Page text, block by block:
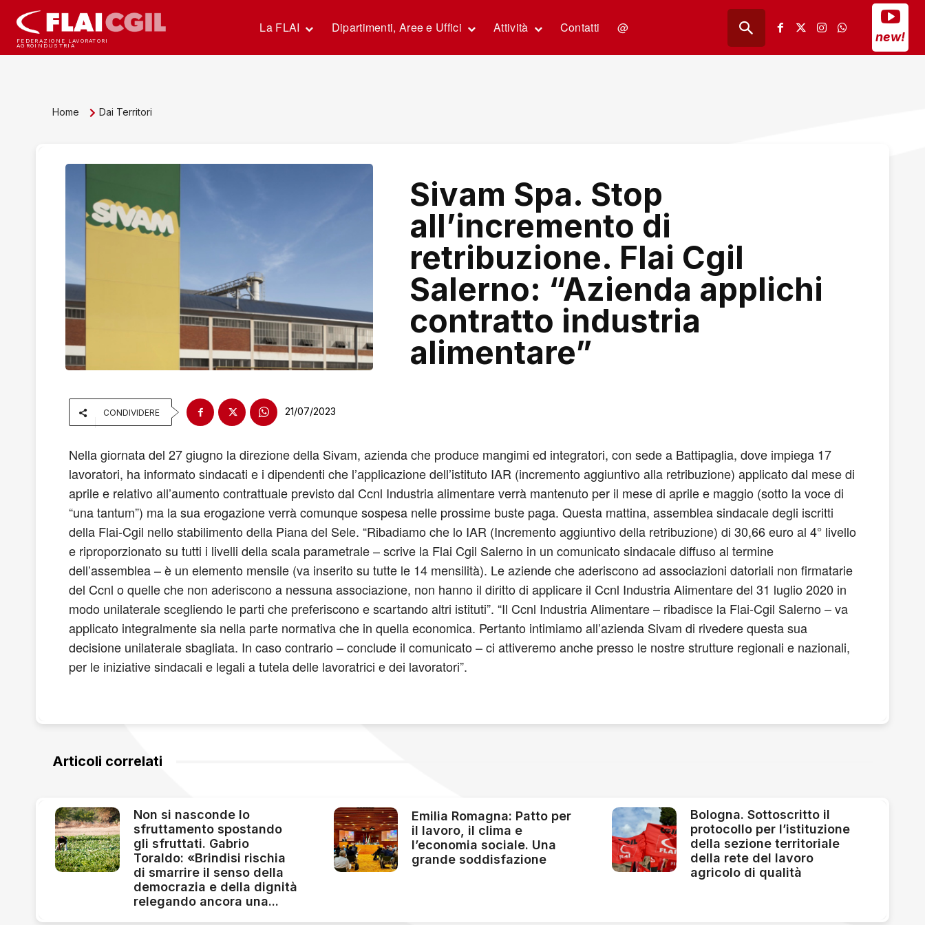
FEDERAZIONE LAVORATORI
AGROINDUSTRIA
La FLAI Dipartimenti, Aree e Uffici Attività Contatti @
new!
Home Dai Territori
Sivam Spa. Stop
all’incremento di
retribuzione. Flai Cgil
Salerno: “Azienda applichi
contratto industria
alimentare”
CONDIVIDERE 21/07/2023
Nella giornata del 27 giugno la direzione della Sivam, azienda che produce mangimi ed integratori, con sede a Battipaglia, dove impiega 17
lavoratori, ha informato sindacati e i dipendenti che l’applicazione dell’istituto IAR (incremento aggiuntivo alla retribuzione) applicato dal mese di
aprile e relativo all’aumento contrattuale previsto dal Ccnl Industria alimentare verrà mantenuto per il mese di aprile e maggio (sotto la voce di
“una tantum”) ma la sua erogazione verrà comunque sospesa nelle prossime buste paga. Questa mattina, assemblea sindacale degli iscritti
della Flai-Cgil nello stabilimento della Piana del Sele. “Ribadiamo che lo IAR (Incremento aggiuntivo della retribuzione) di 30,66 euro al 4° livello
e riproporzionato su tutti i livelli della scala parametrale – scrive la Flai Cgil Salerno in un comunicato sindacale diffuso al termine
dell’assemblea – è un elemento mensile (va inserito su tutte le 14 mensilità). Le aziende che aderiscono ad associazioni datoriali non firmatarie
del Ccnl o quelle che non aderiscono a nessuna associazione, non hanno il diritto di applicare il Ccnl Industria Alimentare del 31 luglio 2020 in
modo unilaterale scegliendo le parti che preferiscono e scartando altri istituti”. “Il Ccnl Industria Alimentare – ribadisce la Flai-Cgil Salerno – va
applicato integralmente sia nella parte normativa che in quella economica. Pertanto intimiamo all’azienda Sivam di rivedere questa sua
decisione unilaterale sbagliata. In caso contrario – conclude il comunicato – ci attiveremo anche presso le nostre strutture regionali e nazionali,
per le iniziative sindacali e legali a tutela delle lavoratrici e dei lavoratori”.
Articoli correlati
Non si nasconde lo
sfruttamento spostando
gli sfruttati. Gabrio
Toraldo: «Brindisi rischia
di smarrire il senso della
democrazia e della dignità
relegando ancora una...
Emilia Romagna: Patto per
il lavoro, il clima e
l’economia sociale. Una
grande soddisfazione
Bologna. Sottoscritto il
protocollo per l’istituzione
della sezione territoriale
della rete del lavoro
agricolo di qualità